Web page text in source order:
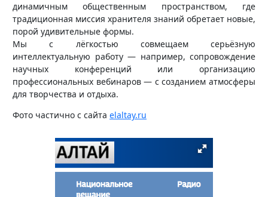
динамичным общественным пространством, где
традиционная миссия хранителя знаний обретает новые,
порой удивительные формы.
Мы с лёгкостью совмещаем серьёзную
интеллектуальную работу — например, сопровождение
научных конференций или организацию
профессиональных вебинаров — с созданием атмосферы
для творчества и отдыха.
Фото частично с сайта elaltay.ru